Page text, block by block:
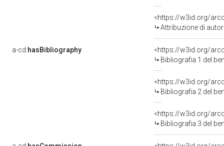
<https://w3id.org/
Attribuzione di
a-cd:hasBibliography
<https://w3id.org/
Bibliografia 1 del
<https://w3id.org/
Bibliografia 2 del
<https://w3id.org/
Bibliografia 3 del